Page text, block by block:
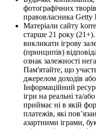
фотографічних
правовласника Getty
Матеріали сайту
старше 21 року
викликати ігрову
(принципів)
ознак залежності
Пам'ятайте, що
джерелом доходів
Інформаційний
ігри на реальні та/
приймає ні в якій
платежів, які
азартними іграми,